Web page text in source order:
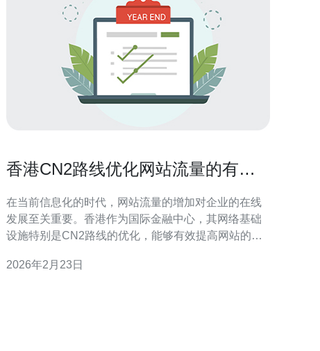
香港CN2路线优化网站流量的有效
在当前信息化的时代，网站流量的增加对企业的在线
发展至关重要。香港作为国际金融中心，其网络基础
设施特别是CN2路线的优化，能够有效提高网站的访
骤，以帮助您优化香港CN2路线，提高网站流量。 1.
2026年2月23日